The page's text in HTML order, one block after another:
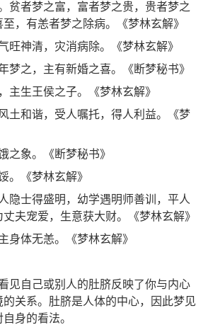
贫者梦之富，富者梦之贵，贵者梦之
，有恙者梦之除病。《梦林玄解》
旺神清，灾消病除。《梦林玄解》
梦之，主有新婚之喜。《断梦秘书》
主生王侯之子。《梦林玄解》
土和谐，受人嘱托，得人利益。《梦
之象。《断梦秘书》
。《梦林玄解》
隐士得盛明，幼学遇明师善训，平人
夫宠爱，生意获大财。《梦林玄解》
身体无恙。《梦林玄解》
见自己或别人的肚脐反映了你与内心
关系。肚脐是人体的中心，因此梦见
身的看法。